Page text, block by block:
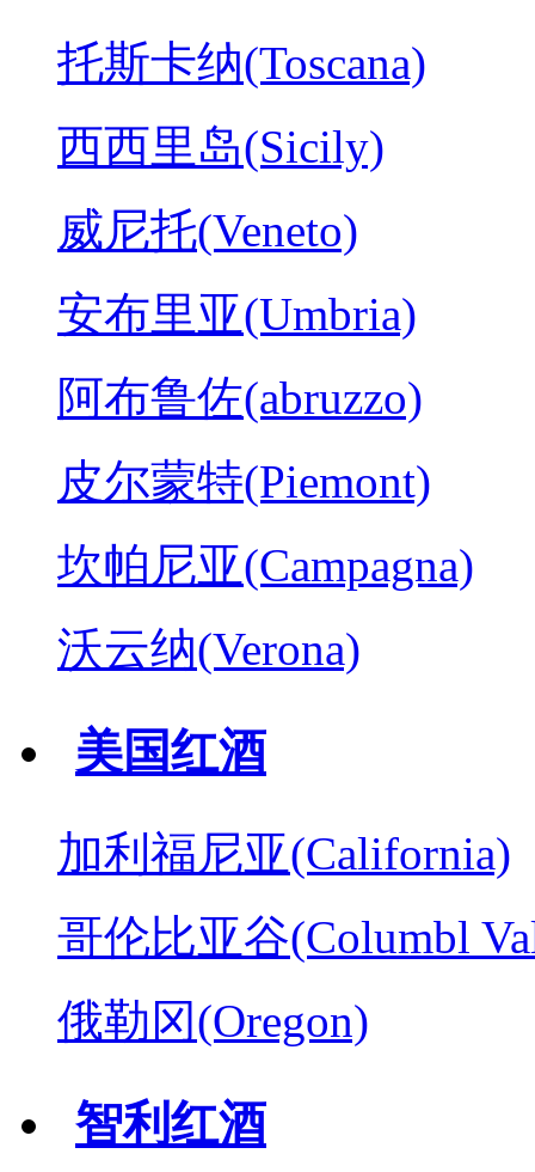
托斯卡纳(Toscana)
西西里岛(Sicily)
威尼托(Veneto)
安布里亚(Umbria)
阿布鲁佐(abruzzo)
皮尔蒙特(Piemont)
坎帕尼亚(Campagna)
沃云纳(Verona)
美国红酒
加利福尼亚(California)
哥伦比亚谷(Columbl
俄勒冈(Oregon)
智利红酒